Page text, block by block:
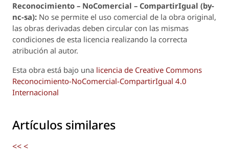
Reconocimiento – NoComercial – CompartirIgual (by-
nc-sa): No se permite el uso comercial de la obra original,
las obras derivadas deben circular con las mismas
condiciones de esta licencia realizando la correcta
atribución al autor.
Esta obra está bajo una licencia de Creative Commons
Reconocimiento-NoComercial-CompartirIgual 4.0
Internacional
Artículos similares
<<<